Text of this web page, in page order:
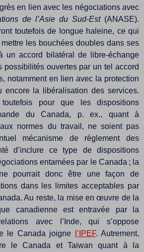
en lien avec les négociations avec
de l’Asie du Sud-Est(ANASE).
toutefois de longue haleine, ce qui
les bouchées doubles dans ses
un accord bilatéral de libre-échange
possibilités ouvertes par un tel accord
notamment en lien avec la protection
encore la libéralisation des services.
toutefois pour que les dispositions
du Canada, p. ex., quant à
aux normes du travail, ne soient pas
mécanisme de règlement des
d’inclure ce type de dispositions
entamées par le Canada ; la
pourrait donc être une façon de
dans les limites acceptables par
Au reste, la mise en œuvre de la
canadienne est entravée par la
avec l’Inde, qui s’oppose
le Canada joigne
l’IPEF. Autrement,
le Canada et Taiwan quant à la